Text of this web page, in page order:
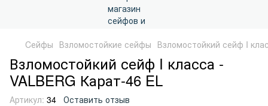
Cейфы Взломостойкие сейфы Взломостойкий сейф I
Взломостойкий сейф I класса -
VALBERG Карат-46 EL
Артикул: 34 Оставить отзыв